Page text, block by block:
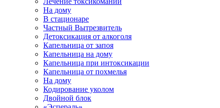
На дому
В стационаре
Частный Вытрезвитель
Детоксикация от алкоголя
Капельница от запоя
Капельница на дому
Капельница при интоксикации
Капельница от похмелья
На дому
Кодирование уколом
Двойной блок